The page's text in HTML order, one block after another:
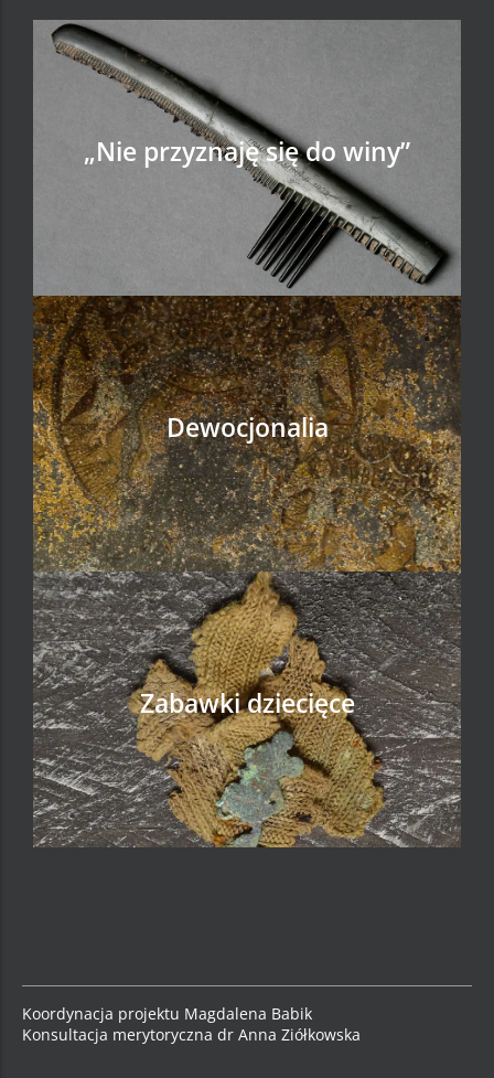
„Nie przyznaję się do winy”
ZOBACZ
Dewocjonalia
ZOBACZ
Zabawki dziecięce
ZOBACZ
Koordynacja projektu Magdalena Babik
Konsultacja merytoryczna dr Anna Ziółkowska